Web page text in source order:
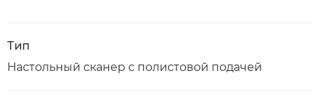
Тип
Настольный сканер с полистовой подачей